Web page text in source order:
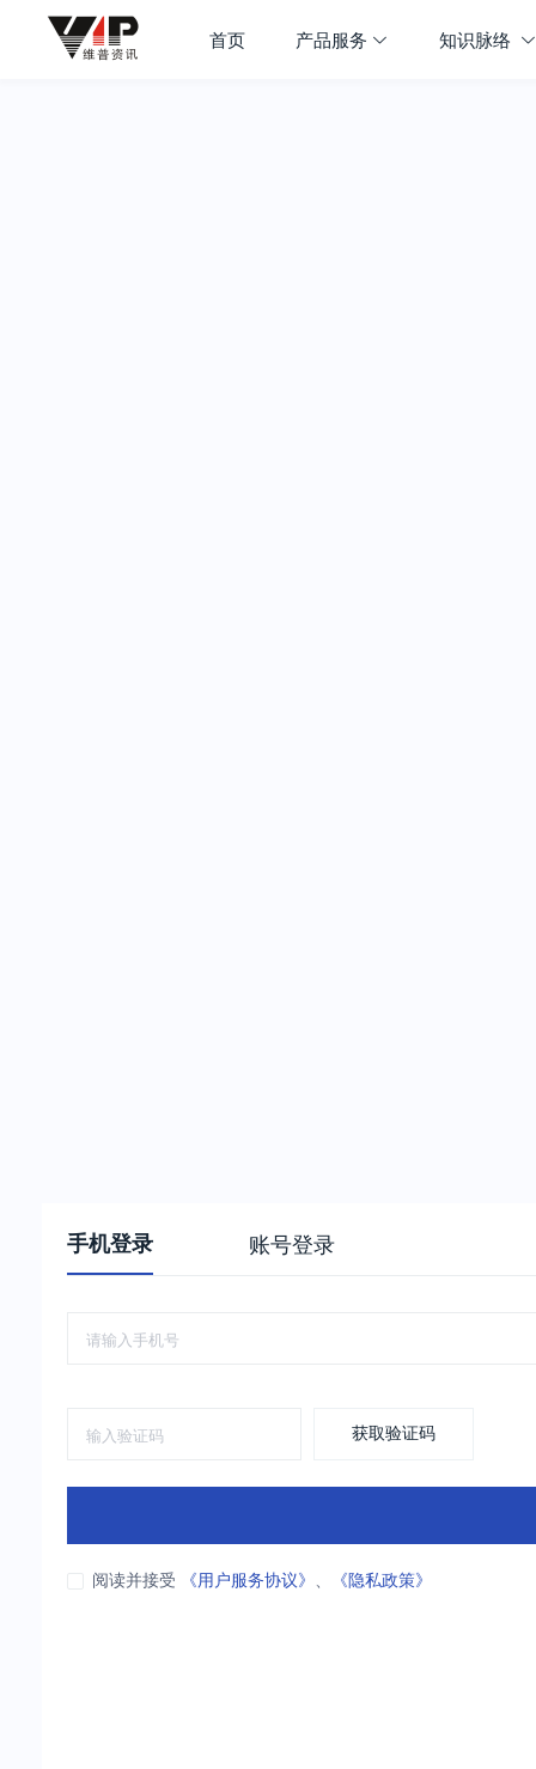
首页 产品服务 知识脉络
手机登录 账号登录
获取验证码
阅读并接受 《用户服务协议》 、 《隐私政策》